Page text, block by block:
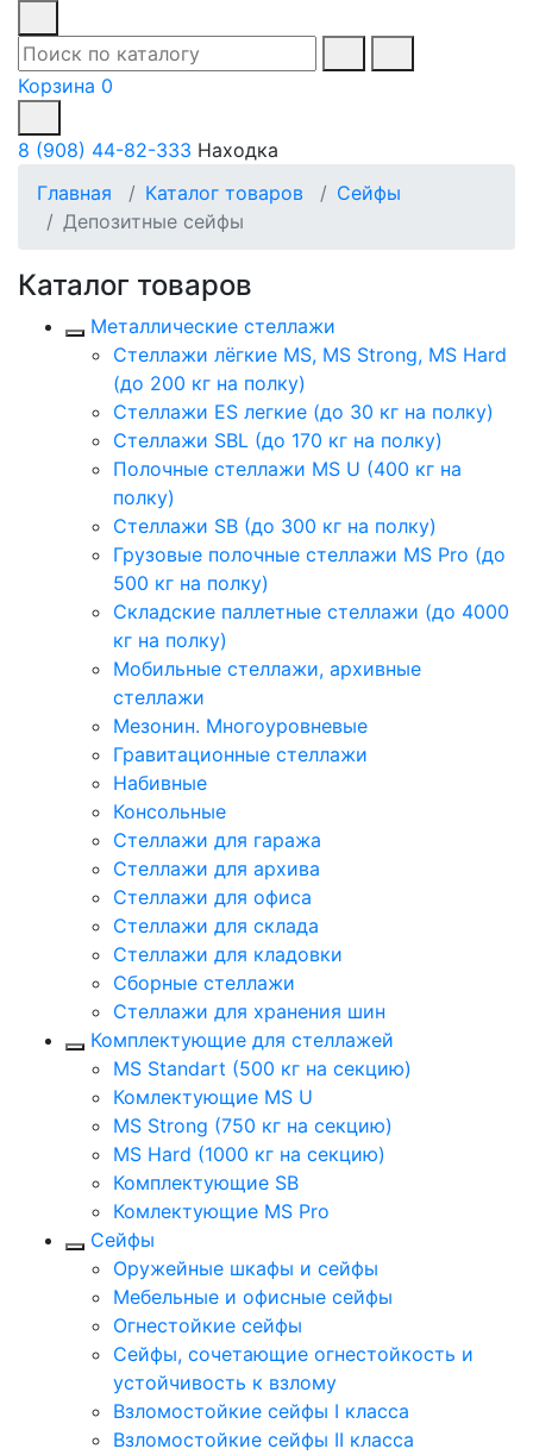
Корзина 0
8 (908) 44-82-333 Находка
Главная
Каталог товаров
Сейфы
Депозитные сейфы
Каталог товаров
Металлические стеллажи
Стеллажи лёгкие MS, MS Strong, MS Hard
(до 200 кг на полку)
Стеллажи ES легкие (до 30 кг на полку)
Стеллажи SBL (до 170 кг на полку)
Полочные стеллажи MS U (400 кг на
полку)
Стеллажи SB (до 300 кг на полку)
Грузовые полочные стеллажи MS Pro (до
500 кг на полку)
Складские паллетные стеллажи (до 4000
кг на полку)
Мобильные стеллажи, архивные
стеллажи
Мезонин. Многоуровневые
Гравитационные стеллажи
Набивные
Консольные
Стеллажи для гаража
Стеллажи для архива
Стеллажи для офиса
Стеллажи для склада
Стеллажи для кладовки
Сборные стеллажи
Стеллажи для хранения шин
Комплектующие для стеллажей
MS Standart (500 кг на секцию)
Комлектующие MS U
MS Strong (750 кг на секцию)
MS Hard (1000 кг на секцию)
Комплектующие SB
Комлектующие MS Pro
Сейфы
Оружейные шкафы и сейфы
Мебельные и офисные сейфы
Огнестойкие сейфы
Сейфы, сочетающие огнестойкость и
устойчивость к взлому
Взломостойкие сейфы I класса
Взломостойкие сейфы II класса